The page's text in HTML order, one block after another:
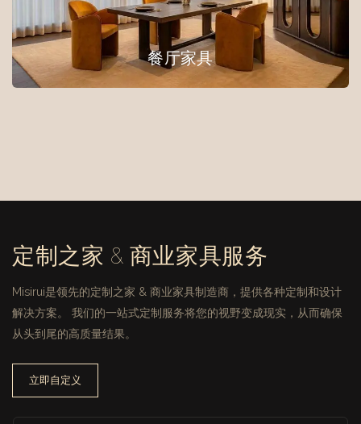
餐厅家具
定制之家 & 商业家具服务
Misirui是领先的定制之家 & 商业家具制造商，提供各种定制和设计
解决方案。 我们的一站式定制服务将您的视野变成现实，从而确保
从头到尾的高质量结果。
立即自定义